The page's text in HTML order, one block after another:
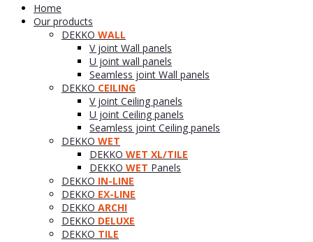
Home
Our products
DEKKO WALL
V joint Wall panels
U joint wall panels
Seamless joint Wall panels
DEKKO CEILING
V joint Ceiling panels
U joint Ceiling panels
Seamless joint Ceiling panels
DEKKO WET
DEKKO WET XL/TILE
DEKKO WET Panels
DEKKO IN-LINE
DEKKO EX-LINE
DEKKO ARCHI
DEKKO DELUXE
DEKKO TILE